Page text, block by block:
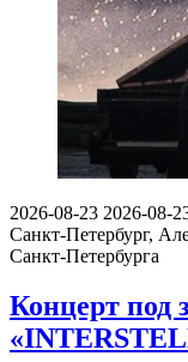
2026-08-23 2026-08-
Санкт-Петербург,
Санкт-Петербурга
Концерт под